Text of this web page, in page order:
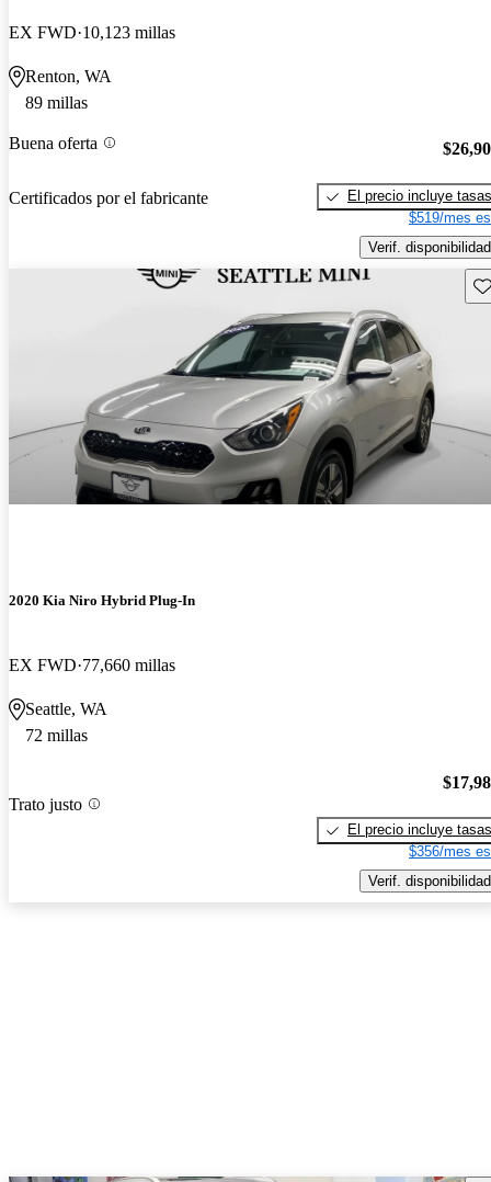
EX FWD 10,123 millas
Renton, WA
89 millas
Buena oferta
Certificados por el fabricante
El precio incluye tasas
$519/mes
Verif. disponibilidad
2020 Kia Niro Hybrid Plug-In
EX FWD 77,660 millas
Seattle, WA
72 millas
Trato justo
El precio incluye tasas
$356/mes
Verif. disponibilidad